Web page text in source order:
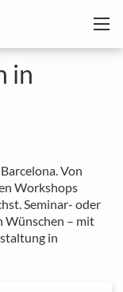
in
Von
Workshops
Seminar- oder
Wünschen – mit
in